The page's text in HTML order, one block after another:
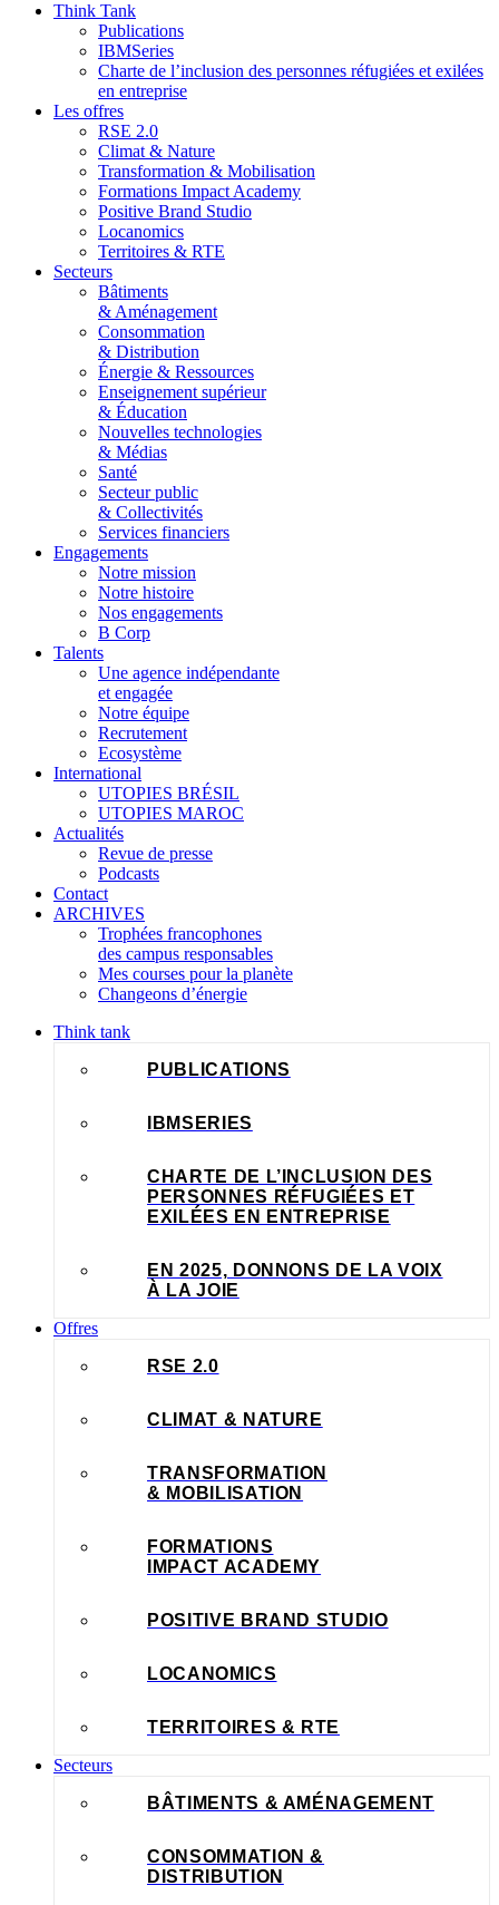
Think Tank
Publications
IBMSeries
Charte de l’inclusion des personnes réfugiées et exilées
en entreprise
Les offres
RSE 2.0
Climat & Nature
Transformation & Mobilisation
Formations Impact Academy
Positive Brand Studio
Locanomics
Territoires & RTE
Secteurs
Bâtiments
& Aménagement
Consommation
& Distribution
Énergie & Ressources
Enseignement supérieur
& Éducation
Nouvelles technologies
& Médias
Santé
Secteur public
& Collectivités
Services financiers
Engagements
Notre mission
Notre histoire
Nos engagements
B Corp
Talents
Une agence indépendante
et engagée
Notre équipe
Recrutement
Ecosystème
International
UTOPIES BRÉSIL
UTOPIES MAROC
Actualités
Revue de presse
Podcasts
Contact
ARCHIVES
Trophées francophones
des campus responsables
Mes courses pour la planète
Changeons d’énergie
Think tank
PUBLICATIONS
IBMSERIES
CHARTE DE L’INCLUSION DES
PERSONNES RÉFUGIÉES ET
EXILÉES EN ENTREPRISE
EN 2025, DONNONS DE LA VOIX
À LA JOIE
Offres
RSE 2.0
CLIMAT & NATURE
TRANSFORMATION
& MOBILISATION
FORMATIONS
IMPACT ACADEMY
POSITIVE BRAND STUDIO
LOCANOMICS
TERRITOIRES & RTE
Secteurs
BÂTIMENTS & AMÉNAGEMENT
CONSOMMATION &
DISTRIBUTION